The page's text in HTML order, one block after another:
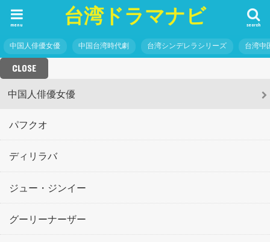
台湾ドラマナビ search
menu
中国人俳優女優 中国台湾時代劇 台湾シンデレラシリーズ 台湾中
CLOSE
中国人俳優女優
パフクオ
ディリラバ
ジュー・ジンイー
グーリーナーザー